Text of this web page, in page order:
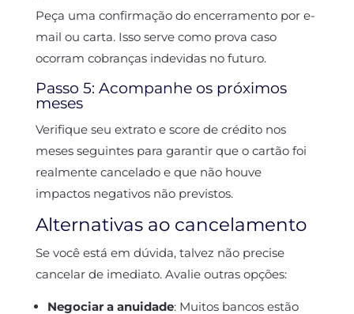
Peça uma confirmação do encerramento por e-
mail ou carta. Isso serve como prova caso
ocorram cobranças indevidas no futuro.
Passo 5: Acompanhe os próximos
meses
Verifique seu extrato e score de crédito nos
meses seguintes para garantir que o cartão foi
realmente cancelado e que não houve
impactos negativos não previstos.
Alternativas ao cancelamento
Se você está em dúvida, talvez não precise
cancelar de imediato. Avalie outras opções:
Negociar a anuidade: Muitos bancos estão